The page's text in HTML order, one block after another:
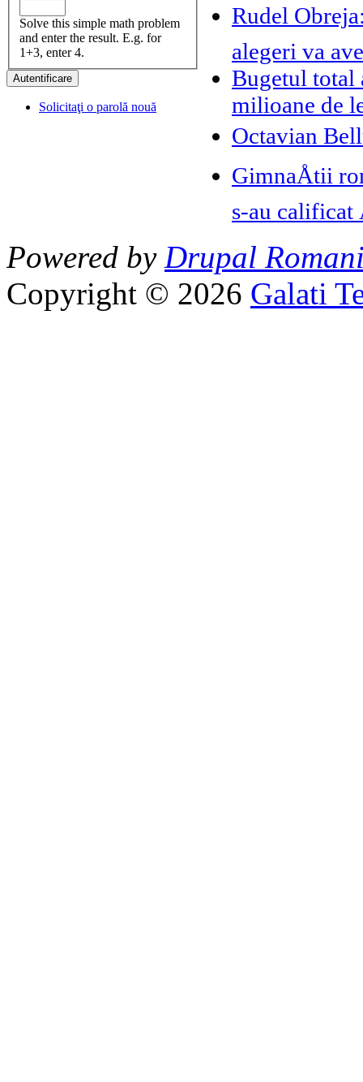
Solve this simple math problem
and enter the result. E.g. for
1+3, enter 4.
Solicitaţi o parolă nouă
Rudel
alegeri va
Bugetul total
milioane de
Octavian
GimnaÅtii
s-au
Powered by Drupal
Copyright © 2026 Galati